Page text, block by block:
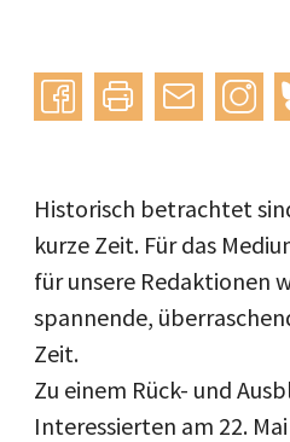
Historisch betrachtet
kurze Zeit. Für das
für unsere Redaktionen
spannende,
Zeit.
Zu einem Rück- und
Interessierten am 22.